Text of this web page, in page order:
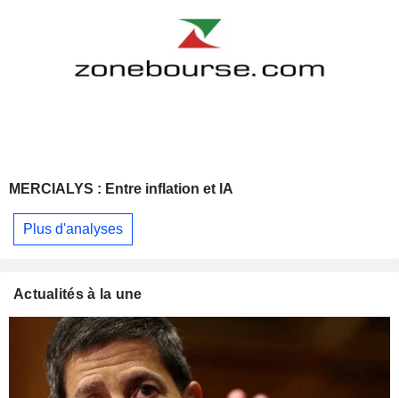
MERCIALYS : Entre inflation et IA
Plus d'analyses
Actualités à la une